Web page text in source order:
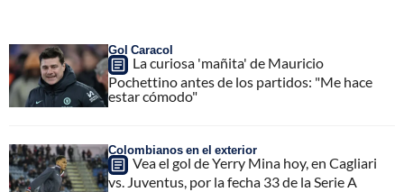
Gol Caracol
La curiosa 'mañita' de Mauricio
Pochettino antes de los partidos: "Me hace
estar cómodo"
Colombianos en el exterior
Vea el gol de Yerry Mina hoy, en Cagliari
vs. Juventus, por la fecha 33 de la Serie A